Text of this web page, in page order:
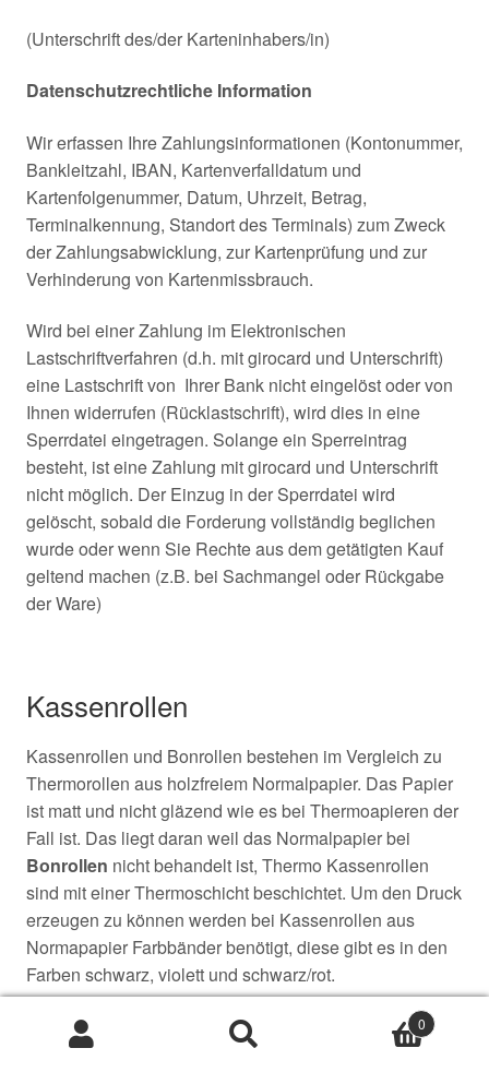
(Unterschrift des/der Karteninhabers/in)
Datenschutzrechtliche Information
Wir erfassen Ihre Zahlungsinformationen (Kontonummer,
Bankleitzahl, IBAN, Kartenverfalldatum und
Kartenfolgenummer, Datum, Uhrzeit, Betrag,
Terminalkennung, Standort des Terminals) zum Zweck
der Zahlungsabwicklung, zur Kartenprüfung und zur
Verhinderung von Kartenmissbrauch.
Wird bei einer Zahlung im Elektronischen
Lastschriftverfahren (d.h. mit girocard und Unterschrift)
eine Lastschrift von Ihrer Bank nicht eingelöst oder von
Ihnen widerrufen (Rücklastschrift), wird dies in eine
Sperrdatei eingetragen. Solange ein Sperreintrag
besteht, ist eine Zahlung mit girocard und Unterschrift
nicht möglich. Der Einzug in der Sperrdatei wird
gelöscht, sobald die Forderung vollständig beglichen
wurde oder wenn Sie Rechte aus dem getätigten Kauf
geltend machen (z.B. bei Sachmangel oder Rückgabe
der Ware)
Kassenrollen
Kassenrollen und Bonrollen bestehen im Vergleich zu
Thermorollen aus holzfreiem Normalpapier. Das Papier
ist matt und nicht gläzend wie es bei Thermoapieren der
Fall ist. Das liegt daran weil das Normalpapier bei
Bonrollen nicht behandelt ist, Thermo Kassenrollen
sind mit einer Thermoschicht beschichtet. Um den Druck
erzeugen zu können werden bei Kassenrollen aus
Normapapier Farbbänder benötigt, diese gibt es in den
Farben schwarz, violett und schwarz/rot.
0